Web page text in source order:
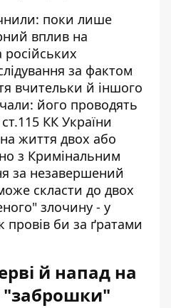
поки лише
вплив на
за фактом
вчительки й іншого
його проводять
КК України
життя двох або
з Кримінальним
за незавершений
скласти до двох
злочину - у
би за ґратами
й напад на
"заброшки"